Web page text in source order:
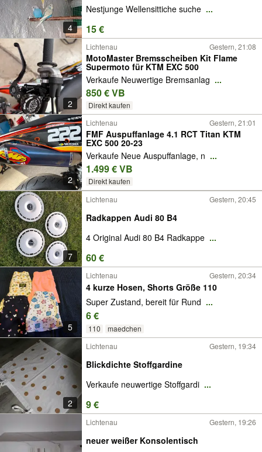
4
Nestjunge Wellensittiche suche ...
15 €
2
Lichtenau Gestern, 21:08
MotoMaster Bremsscheiben Kit Flame
Supermoto für KTM EXC 500
Verkaufe Neuwertige Bremsanlag ...
850 € VB
Direkt kaufen
2
Lichtenau Gestern, 21:01
FMF Auspuffanlage 4.1 RCT Titan KTM
EXC 500 20-23
Verkaufe Neue Auspuffanlage, n ...
1.499 € VB
Direkt kaufen
7
Lichtenau Gestern, 20:45
Radkappen Audi 80 B4
4 Original Audi 80 B4 Radkappe ...
60 €
5
Lichtenau Gestern, 20:34
4 kurze Hosen, Shorts Größe 110
Super Zustand, bereit für Rund ...
6 €
110 maedchen
2
Lichtenau Gestern, 19:34
Blickdichte Stoffgardine
Verkaufe neuwertige Stoffgardi ...
9 €
Lichtenau Gestern, 19:26
neuer weißer Konsolentisch